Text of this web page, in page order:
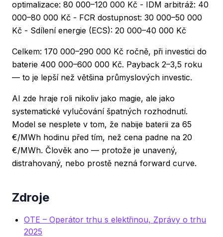
optimalizace: 80 000–120 000 Kč - IDM arbitráž: 40
000–80 000 Kč - FCR dostupnost: 30 000–50 000
Kč - Sdílení energie (ECS): 20 000–40 000 Kč
Celkem: 170 000–290 000 Kč ročně, při investici do
baterie 400 000–600 000 Kč. Payback 2–3,5 roku
— to je lepší než většina průmyslových investic.
AI zde hraje roli nikoliv jako magie, ale jako
systematické vylučování špatných rozhodnutí.
Model se nesplete v tom, že nabije baterii za 65
€/MWh hodinu před tím, než cena padne na 20
€/MWh. Člověk ano — protože je unavený,
distrahovaný, nebo prostě nezná forward curve.
Zdroje
OTE – Operátor trhu s elektřinou, Zprávy o trhu
2025